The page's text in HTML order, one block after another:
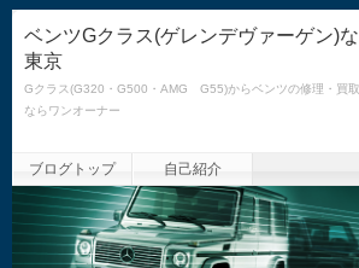
ベンツGクラス(ゲレンデヴァーゲン)
東京
Gクラス(G320・G500・AMG G55)からベンツの修理・買
ならワンオーナー
ブログトップ 自己紹介